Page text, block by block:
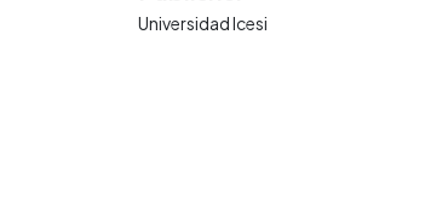
Universidad Icesi